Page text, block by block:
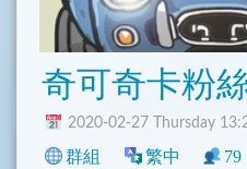
奇可奇卡粉
2020-02-27 Thursday
群組 繁中 79